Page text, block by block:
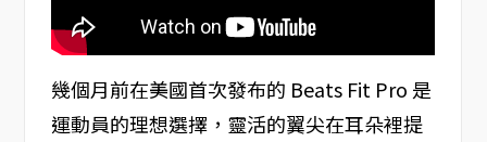
幾個月前在美國首次發布的 Beats Fit Pro 是
運動員的理想選擇，靈活的翼尖在耳朵裡提